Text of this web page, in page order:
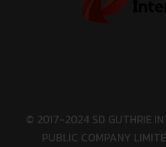
© 2017-2024 SD GUTHRIE
PUBLIC COMPANY